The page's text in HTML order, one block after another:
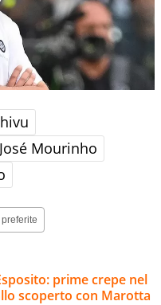
José Mourinho
preferite
prime crepe nel
scoperto con Marotta